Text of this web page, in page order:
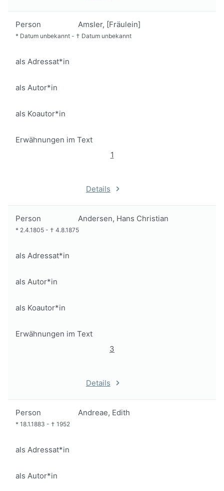
Person Amsler, [Fräulein]
* Datum unbekannt - † Datum unbekannt
als Adressat*in
als Autor*in
als Koautor*in
Erwähnungen im Text
1
Details
Person Andersen, Hans Christian
* 2.4.1805 - † 4.8.1875
als Adressat*in
als Autor*in
als Koautor*in
Erwähnungen im Text
3
Details
Person Andreae, Edith
* 18.1.1883 - † 1952
als Adressat*in
als Autor*in